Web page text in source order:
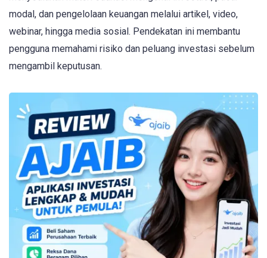
modal, dan pengelolaan keuangan melalui artikel, video,
webinar, hingga media sosial. Pendekatan ini membantu
pengguna memahami risiko dan peluang investasi sebelum
mengambil keputusan.